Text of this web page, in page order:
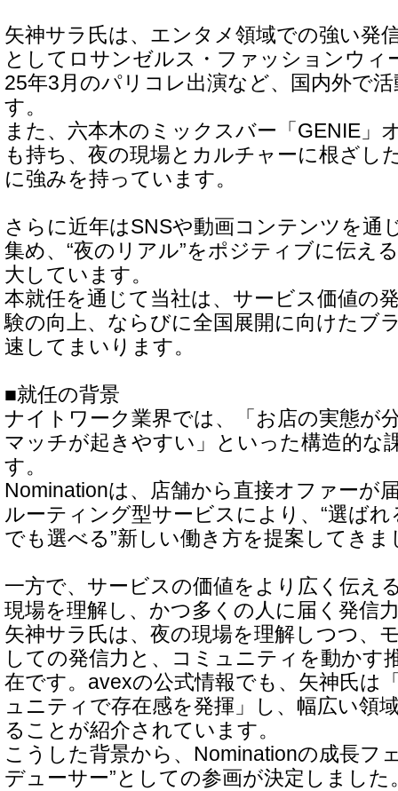
矢神サラ氏は、エンタメ領域での強い発
としてロサンゼルス・ファッションウィ
25年3月のパリコレ出演など、国内外で
す。
また、六本木のミックスバー「GENIE」
も持ち、夜の現場とカルチャーに根ざし
に強みを持っています。
さらに近年はSNSや動画コンテンツを通
集め、“夜のリアル”をポジティブに伝え
大しています。
本就任を通じて当社は、サービス価値の
験の向上、ならびに全国展開に向けたブ
速してまいります。
■就任の背景
ナイトワーク業界では、「お店の実態が
マッチが起きやすい」といった構造的な
す。
Nominationは、店舗から直接オファーが
ルーティング型サービスにより、“選ば
でも選べる”新しい働き方を提案してきま
一方で、サービスの価値をより広く伝え
現場を理解し、かつ多くの人に届く発信
矢神サラ氏は、夜の現場を理解しつつ、
しての発信力と、コミュニティを動かす
在です。avexの公式情報でも、矢神氏は
ュニティで存在感を発揮」し、幅広い領
ることが紹介されています。
こうした背景から、Nominationの成長フ
デューサー”としての参画が決定しました